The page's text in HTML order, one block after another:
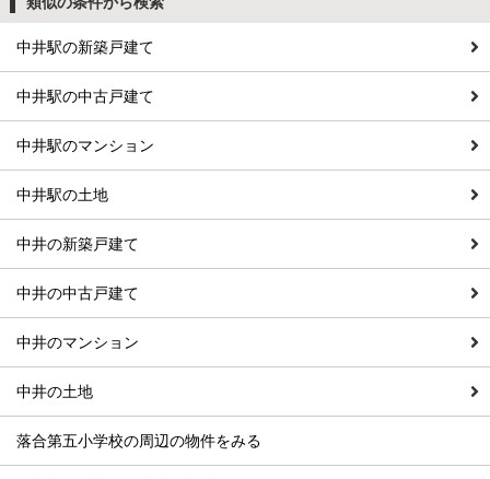
中井駅の新築戸建て
中井駅の中古戸建て
中井駅のマンション
中井駅の土地
中井の新築戸建て
中井の中古戸建て
中井のマンション
中井の土地
落合第五小学校の周辺の物件をみる